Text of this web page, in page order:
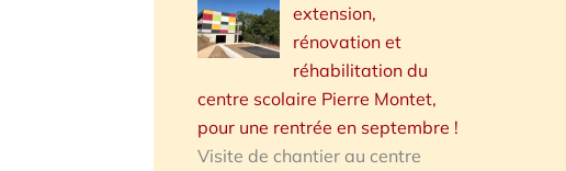
extension,
rénovation et
réhabilitation du
centre scolaire Pierre Montet,
pour une rentrée en septembre !
Visite de chantier au centre